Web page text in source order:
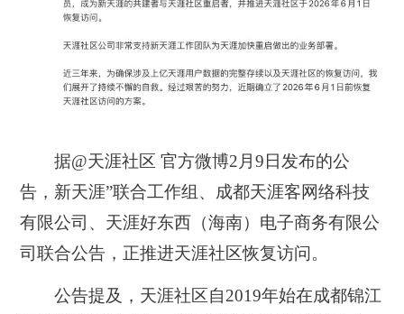
据@天涯社区 官方微博2月9日发布的公
告，新天涯”联合工作组、成都天涯客网络科技
有限公司、天涯好东西（海南）电子商务有限公
司联合公告，正推进天涯社区恢复访问。
公告提及， 天涯社区自2019年始在成都锦江